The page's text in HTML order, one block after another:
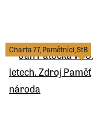
Charta 77,Pamětníci,StB